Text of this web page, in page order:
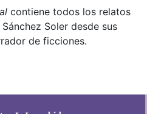
contiene todos los relatos
Soler desde sus
de ficciones.